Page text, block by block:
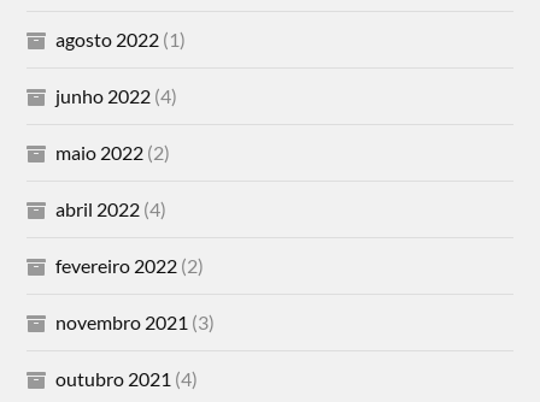
agosto 2022 (1)
junho 2022 (4)
maio 2022 (2)
abril 2022 (4)
fevereiro 2022 (2)
novembro 2021 (3)
outubro 2021 (4)